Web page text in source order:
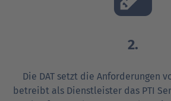
2.
Die DAT setzt die Anforderungen
betreibt als Dienstleister das PTI